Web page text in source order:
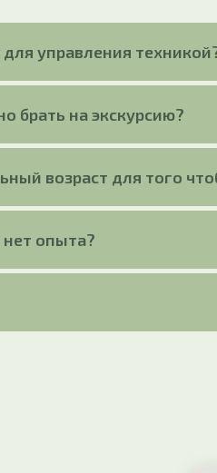
управления
брать на экскурсию?
возраст для того
нет опыта?